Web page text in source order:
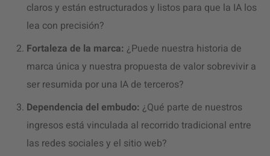
claros y están estructurados y listos para que la IA los
lea con precisión?
Fortaleza de la marca: ¿Puede nuestra historia de
marca única y nuestra propuesta de valor sobrevivir a
ser resumida por una IA de terceros?
Dependencia del embudo: ¿Qué parte de nuestros
ingresos está vinculada al recorrido tradicional entre
las redes sociales y el sitio web?